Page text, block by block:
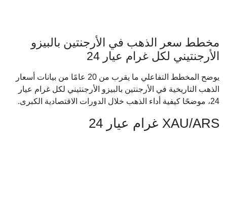
مخطط سعر الذهب في الأرجنتين بالبيزو
الأرجنتيني لكل غرام عيار 24
يوضح المخطط التفاعلي ما يقرب من 20 عامًا من بيانات أسعار
الذهب التاريخية في الأرجنتين بالبيزو الأرجنتيني لكل غرام عيار
24، موضحًا كيفية أداء الذهب خلال الدورات الاقتصادية الكبرى.
XAU/ARS غرام عيار 24